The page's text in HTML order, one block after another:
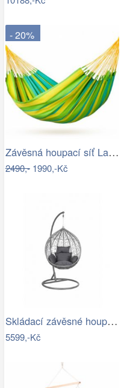
- 20%
Závěsná houpací síť La Siesta SONRISA -…
2490,-1990,-Kč
Skládací závěsné houpací křeslo…
5599,-Kč